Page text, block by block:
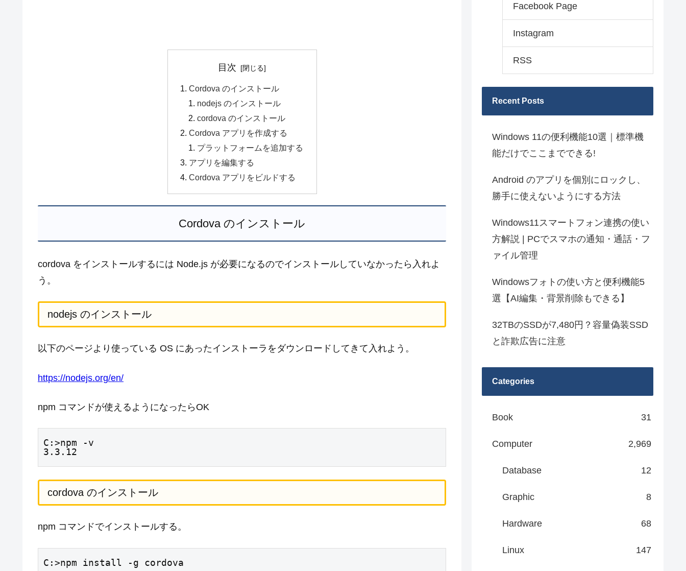
目次
Cordova のインストール
nodejs のインストール
cordova のインストール
Cordova アプリを作成する
プラットフォームを追加する
アプリを編集する
Cordova アプリをビルドする
Cordova のインストール
cordova をインストールするには Node.js が必要になるのでインストールしていなかったら入れよ
う。
nodejs のインストール
以下のページより使っている OS にあったインストーラをダウンロードしてきて入れよう。
https://nodejs.org/en/
npm コマンドが使えるようになったらOK
C:>npm -v
3.3.12
cordova のインストール
npm コマンドでインストールする。
C:>npm install -g cordova
Facebook Page
Instagram
RSS
Recent Posts
Windows 11の便利機能10選｜標準機
能だけでここまでできる!
Android のアプリを個別にロックし、
勝手に使えないようにする方法
Windows11スマートフォン連携の使い
方解説 | PCでスマホの通知・通話・フ
ァイル管理
Windowsフォトの使い方と便利機能5
選【AI編集・背景削除もできる】
32TBのSSDが7,480円？容量偽装SSD
と詐欺広告に注意
Categories
Book 31
Computer 2,969
Database 12
Graphic 8
Hardware 68
Linux 147